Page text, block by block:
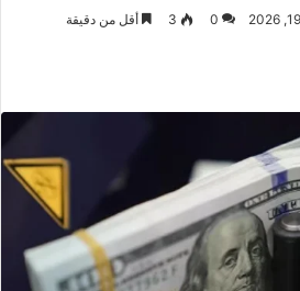
0
3 أقل من دقيقة